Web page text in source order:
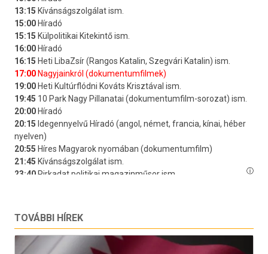
TOVÁBBI HÍREK